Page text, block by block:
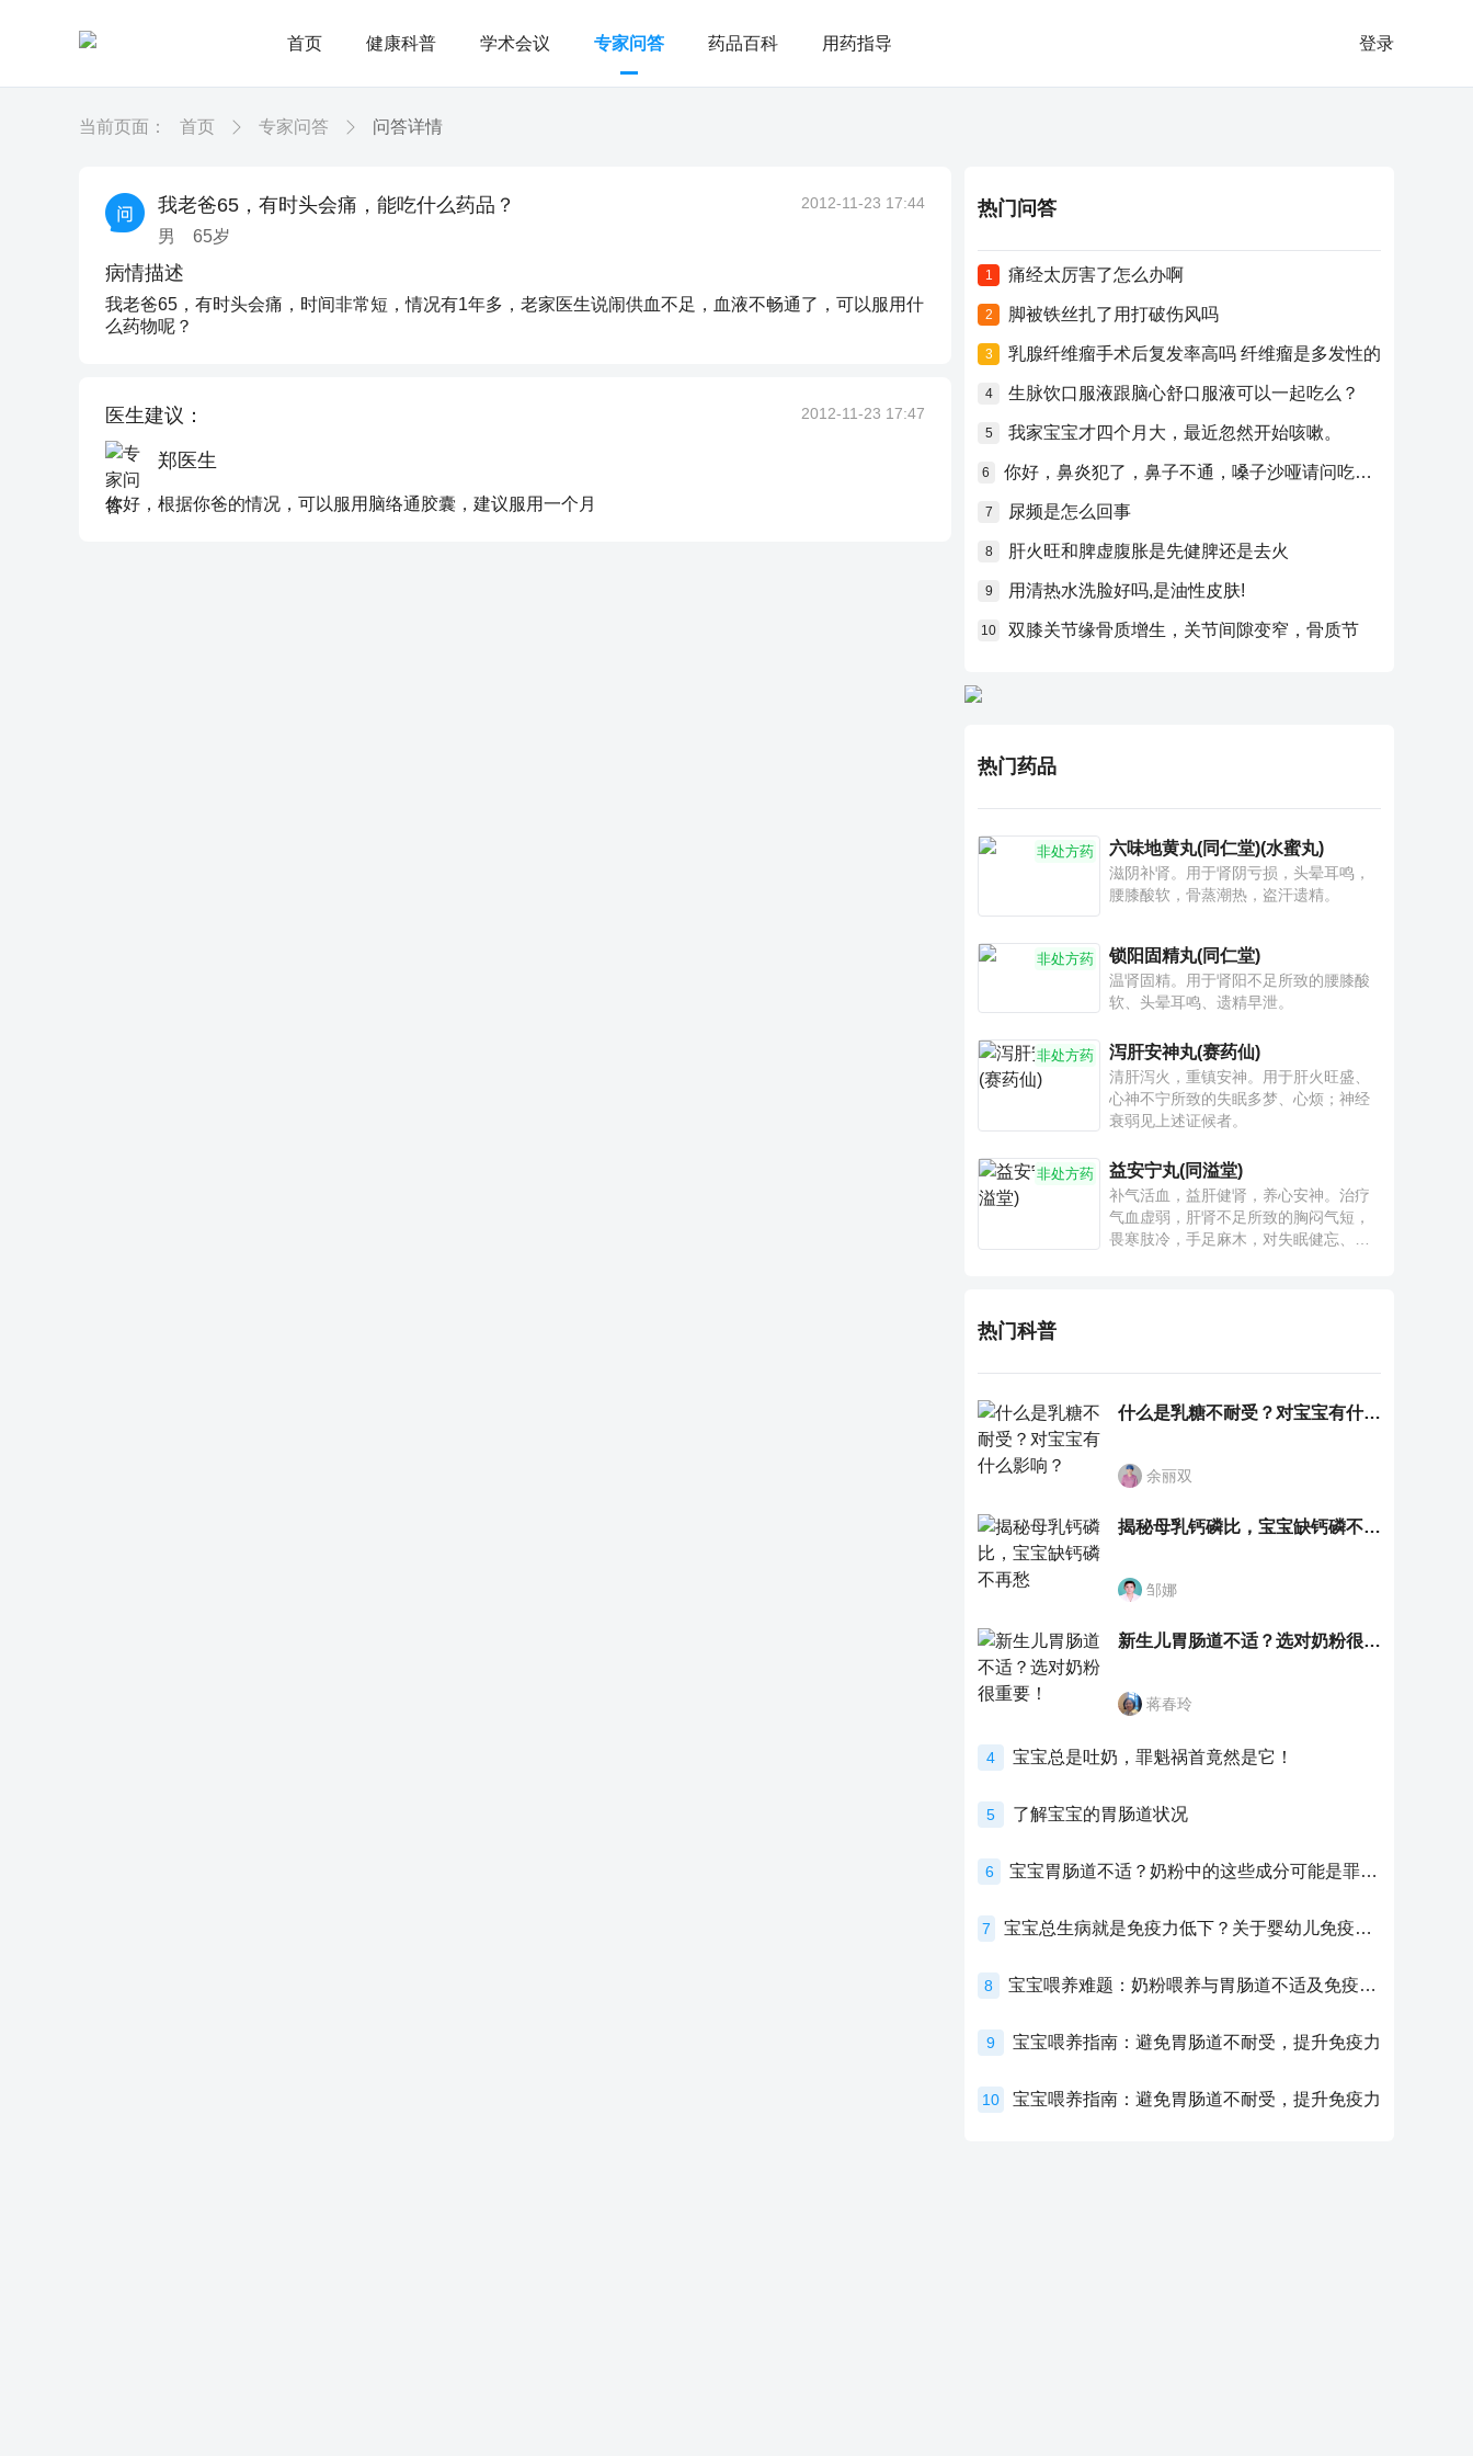
首页 健康科普 学术会议 专家问答 药品百科 用药指导 登录
当前页面： 首页 专家问答 问答详情
我老爸65，有时头会痛，能吃什么药品？
男 65岁
2012-11-23 17:44
病情描述
我老爸65，有时头会痛，时间非常短，情况有1年多，老家医生说闹供血不足，血液不畅通了，可以服用什
么药物呢？
医生建议： 2012-11-23 17:47
郑医生
你好，根据你爸的情况，可以服用脑络通胶囊，建议服用一个月
热门问答
1 痛经太厉害了怎么办啊
2 脚被铁丝扎了用打破伤风吗
3 乳腺纤维瘤手术后复发率高吗 纤维瘤是多发性的
4 生脉饮口服液跟脑心舒口服液可以一起吃么？
5 我家宝宝才四个月大，最近忽然开始咳嗽。
6 你好，鼻炎犯了，鼻子不通，嗓子沙哑请问吃什么药比较好？
7 尿频是怎么回事
8 肝火旺和脾虚腹胀是先健脾还是去火
9 用清热水洗脸好吗,是油性皮肤!
10 双膝关节缘骨质增生，关节间隙变窄，骨质节
热门药品
非处方药 六味地黄丸(同仁堂)(水蜜丸)
滋阴补肾。用于肾阴亏损，头晕耳鸣，
腰膝酸软，骨蒸潮热，盗汗遗精。
非处方药 锁阳固精丸(同仁堂)
温肾固精。用于肾阳不足所致的腰膝酸
软、头晕耳鸣、遗精早泄。
非处方药 泻肝安神丸(赛药仙)
清肝泻火，重镇安神。用于肝火旺盛、
心神不宁所致的失眠多梦、心烦；神经
衰弱见上述证候者。
非处方药 益安宁丸(同溢堂)
补气活血，益肝健肾，养心安神。治疗
气血虚弱，肝肾不足所致的胸闷气短，
畏寒肢冷，手足麻木，对失眠健忘、神
热门科普
什么是乳糖不耐受？对宝宝有什么影响？
余丽双
揭秘母乳钙磷比，宝宝缺钙磷不再愁
邹娜
新生儿胃肠道不适？选对奶粉很重要！
蒋春玲
4 宝宝总是吐奶，罪魁祸首竟然是它！
5 了解宝宝的胃肠道状况
6 宝宝胃肠道不适？奶粉中的这些成分可能是罪魁祸首！
7 宝宝总生病就是免疫力低下？关于婴幼儿免疫力的真相，家长必须了解！
8 宝宝喂养难题：奶粉喂养与胃肠道不适及免疫力提升的奥秘
9 宝宝喂养指南：避免胃肠道不耐受，提升免疫力
10 宝宝喂养指南：避免胃肠道不耐受，提升免疫力